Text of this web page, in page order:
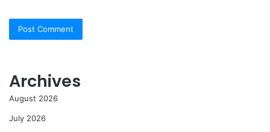
Archives
August 2026
July 2026